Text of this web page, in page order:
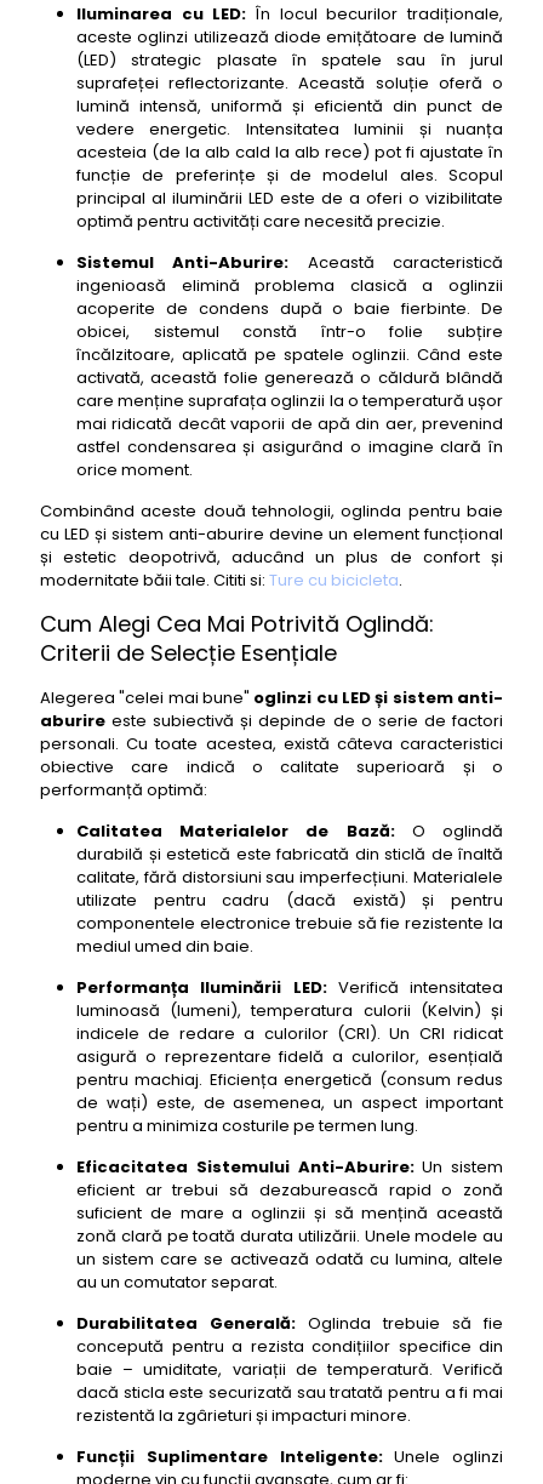
15- oglinda baie cu led si dezaburire Emke Design
90
16- oglinda baie cu led si dezaburire Fackelmann
Sirius 90
17- oglinda baie cu led si dezaburire Hansgrohe
Axor Starck 100
18- oglinda baie cu led si dezaburire Villeroy &
Boch Loop 80
19- oglinda baie cu led si dezaburire Duravit Vero
Air 90
20- oglinda baie cu led si dezaburire Keuco
Edition 120
21- oglinda baie cu led si dezaburire Emke Infinity
70
22- oglinda baie cu led si dezaburire Fackelmann
Pure 80
AddStoris 60
24- oglinda baie cu led si dezaburire Villeroy &
Boch Subway 2.0 75
25- oglinda baie cu led si dezaburire Duravit ME by
Starck 85
26- oglinda baie cu led si dezaburire Keuco
Smart.2 70
27- oglinda baie cu led si dezaburire Emke Style
85
28- oglinda baie cu led si dezaburire Fackelmann
29- oglinda baie cu led si dezaburire Hansgrohe
Crometta 80
30- oglinda baie cu led si dezaburire Villeroy &
Boch Avento 70
80
32- oglinda baie cu led si dezaburire Keuco Royal
Reflex 75
33- oglinda baie cu led si dezaburire Emke Pure
95
34- oglinda baie cu led si dezaburire Fackelmann
Lavo 85
35- oglinda baie cu led si dezaburire Hansgrohe
Vivenis 70
36- oglinda baie cu led si dezaburire Villeroy &
Boch Finion 85
37- oglinda baie cu led si dezaburire Duravit X-
Large 95
38- oglinda baie cu led si dezaburire Keuco Royal
60
39- oglinda baie cu led si dezaburire Emke Vision
75
Iluminarea cu LED: În locul becurilor tradiționale,
aceste oglinzi utilizează diode emițătoare de lumină
(LED) strategic plasate în spatele sau în jurul
suprafeței reflectorizante. Această soluție oferă o
lumină intensă, uniformă și eficientă din punct de
vedere energetic. Intensitatea luminii și nuanța
acesteia (de la alb cald la alb rece) pot fi ajustate în
funcție de preferințe și de modelul ales. Scopul
principal al iluminării LED este de a oferi o vizibilitate
optimă pentru activități care necesită precizie.
Sistemul Anti-Aburire: Această caracteristică
ingenioasă elimină problema clasică a oglinzii
acoperite de condens după o baie fierbinte. De
obicei, sistemul constă într-o folie subțire
încălzitoare, aplicată pe spatele oglinzii. Când este
activată, această folie generează o căldură blândă
care menține suprafața oglinzii la o temperatură ușor
mai ridicată decât vaporii de apă din aer, prevenind
astfel condensarea și asigurând o imagine clară în
orice moment.
Combinând aceste două tehnologii, oglinda pentru baie
cu LED și sistem anti-aburire devine un element funcțional
și estetic deopotrivă, aducând un plus de confort și
modernitate băii tale. Cititi si: Ture cu bicicleta.
Cum Alegi Cea Mai Potrivită Oglindă:
Criterii de Selecție Esențiale
Alegerea "celei mai bune" oglinzi cu LED și sistem anti-
aburire este subiectivă și depinde de o serie de factori
personali. Cu toate acestea, există câteva caracteristici
obiective care indică o calitate superioară și o
performanță optimă:
Calitatea Materialelor de Bază:O oglindă
durabilă și estetică este fabricată din sticlă de înaltă
calitate, fără distorsiuni sau imperfecțiuni. Materialele
utilizate pentru cadru (dacă există) și pentru
componentele electronice trebuie să fie rezistente la
mediul umed din baie.
Performanța Iluminării LED:Verifică intensitatea
luminoasă (lumeni), temperatura culorii (Kelvin) și
indicele de redare a culorilor (CRI). Un CRI ridicat
asigură o reprezentare fidelă a culorilor, esențială
pentru machiaj. Eficiența energetică (consum redus
de wați) este, de asemenea, un aspect important
pentru a minimiza costurile pe termen lung.
Eficacitatea Sistemului Anti-Aburire:Un sistem
eficient ar trebui să dezaburească rapid o zonă
suficient de mare a oglinzii și să mențină această
zonă clară pe toată durata utilizării. Unele modele au
un sistem care se activează odată cu lumina, altele
au un comutator separat.
Durabilitatea Generală: Oglinda trebuie să fie
concepută pentru a rezista condițiilor specifice din
baie – umiditate, variații de temperatură. Verifică
dacă sticla este securizată sau tratată pentru a fi mai
rezistentă la zgârieturi și impacturi minore.
Funcții Suplimentare Inteligente:Unele oglinzi